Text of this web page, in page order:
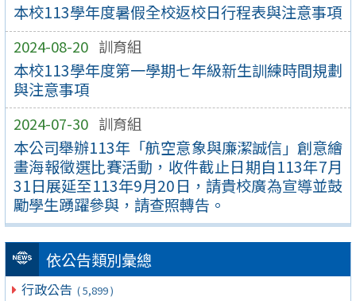
本校113學年度暑假全校返校日行程表與注意事項
2024-08-20 訓育組
本校113學年度第一學期七年級新生訓練時間規劃
與注意事項
2024-07-30 訓育組
本公司舉辦113年「航空意象與廉潔誠信」創意繪
畫海報徵選比賽活動，收件截止日期自113年7月
31日展延至113年9月20日，請貴校廣為宣導並鼓
勵學生踴躍參與，請查照轉告。
依公告類別彙總
行政公告 ( 5,899 )